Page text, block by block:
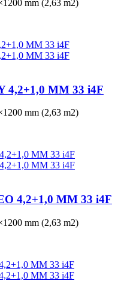
mm (2,63 m2)
4,2+1,0 MM 33 i4F
mm (2,63 m2)
4,2+1,0 MM 33 i4F
mm (2,63 m2)